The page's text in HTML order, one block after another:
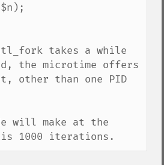
takes a while
the microtime offers
other than one PID
will make at the
1000 iterations.